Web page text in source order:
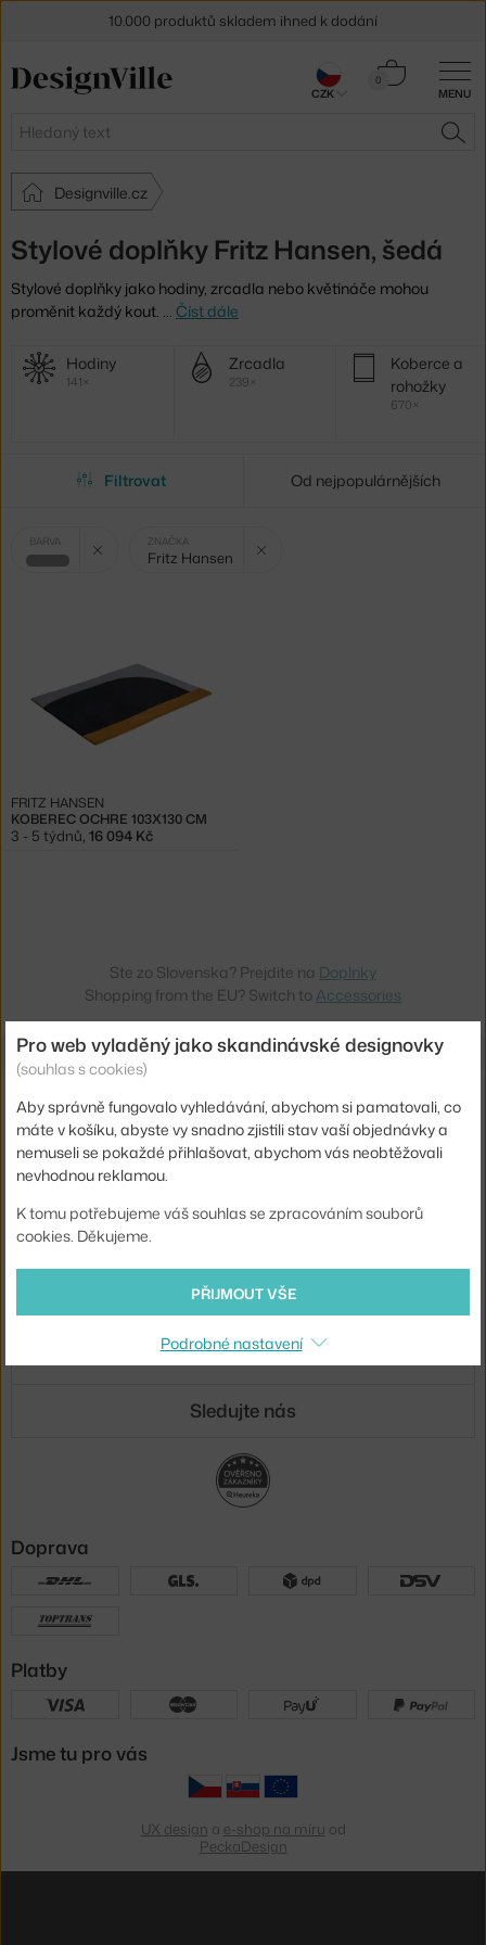
MENU
Hledat
0
Košík
Designville.cz
Stylové doplňky Fritz Hansen, šedá
Stylové doplňky jako hodiny, zrcadla nebo květináče mohou
proměnit každý kout. … Číst dále
Další
kategorie
Hodiny
141×
Zrcadla
239×
Koberce a
rohožky
670×
Filtrovat Od nejpopulárnějších
Vybrané
filtry:
BARVA
šedá
ZNAČKA
Fritz Hansen
KOBEREC OCHRE 103X130 CM
FRITZ HANSEN
3 - 5 týdnů 16 094 Kč
Ste zo Slovenska? Prejdite na Doplnky
Shopping from the EU? Switch to Accessories
10.000 produktů skladem ihned k dodání
30 dní na vrácení zbožíCZK
Pro web vyladěný jako skandinávské designovky
(souhlas s cookies)
Aby správně fungovalo vyhledávání, abychom si pamatovali, co
máte v košíku, abyste vy snadno zjistili stav vaší objednávky a
nemuseli se pokaždé přihlašovat, abychom vás neobtěžovali
nevhodnou reklamou.
K tomu potřebujeme váš souhlas se zpracováním souborů
cookies. Děkujeme.
PŘIJMOUT VŠE
Podrobné nastavení
Novinky e-mailem
ODESLAT
Přihlášením souhlasíte se
Nákup
Sortiment
Sledujte nás
Doprava
Platby
Jsme tu pro vás
UX design a e-shop na míru od
PeckaDesign